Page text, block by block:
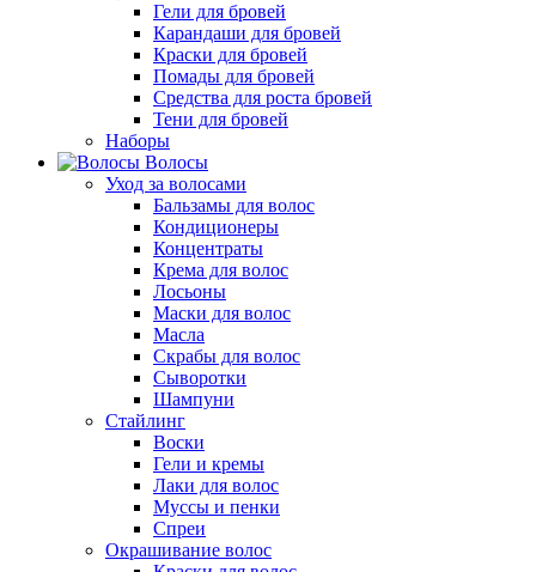
Гели для бровей
Карандаши для бровей
Краски для бровей
Помады для бровей
Средства для роста бровей
Тени для бровей
Наборы
Волосы
Уход за волосами
Бальзамы для волос
Кондиционеры
Концентраты
Крема для волос
Лосьоны
Маски для волос
Масла
Скрабы для волос
Сыворотки
Шампуни
Стайлинг
Воски
Гели и кремы
Лаки для волос
Муссы и пенки
Спреи
Окрашивание волос